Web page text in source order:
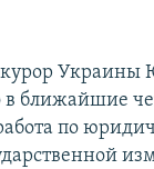
Украины
в ближайшие
по